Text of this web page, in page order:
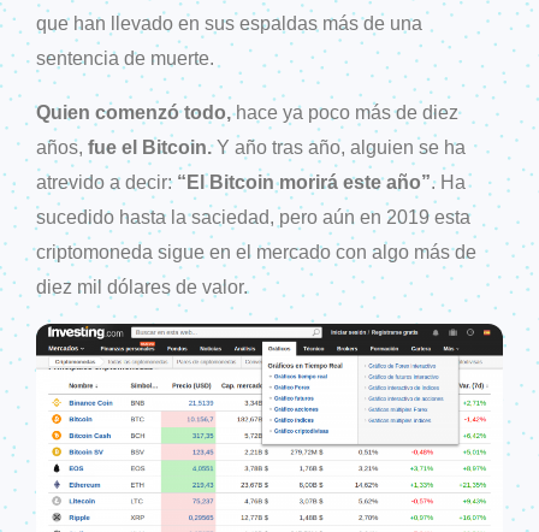
que han llevado en sus espaldas más de una
sentencia de muerte.
Quien comenzó todo,hace ya poco más de diez
años, fue el Bitcoin.Y año tras año, alguien se ha
atrevido a decir: “El Bitcoin morirá este año”. Ha
sucedido hasta la saciedad, pero aún en 2019 esta
criptomoneda sigue en el mercado con algo más de
diez mil dólares de valor.